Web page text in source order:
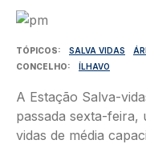
Imagem
TÓPICOS SALVA VIDAS
CONCELHO
ÍLHAVO
A Estação Salva-
passada sexta-feira,
vidas de média